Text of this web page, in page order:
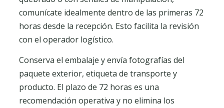
comunícate idealmente dentro de las primeras 72
horas desde la recepción. Esto facilita la revisión
con el operador logístico.
Conserva el embalaje y envía fotografías del
paquete exterior, etiqueta de transporte y
producto. El plazo de 72 horas es una
recomendación operativa y no elimina los